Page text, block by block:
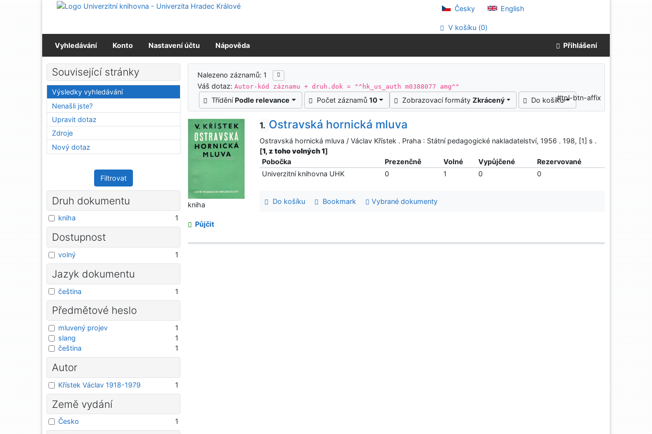
Přejít na obsah
Česky English
V košíku (0)
Vyhledávání Konto Nastavení účtu Nápověda Přihlášení
Výsledky vyhledávání
Nalezeno záznamů: 1
Váš dotaz:Autor-kód záznamu + druh.dok = "^hk_us_auth m0388077 amg^"
Třídění Podle relevance Počet záznamů 10 Zobrazovací formáty Zkrácený Do košíku#tpl-btn-affix
1. Ostravská hornická mluva
Ostravská hornická mluva / Václav Křístek . Praha : Státní pedagogické nakladatelství, 1956 . 198, [1] s .
[1, z toho volných 1]
Pobočka
Prezenčně Volné Vypůjčené
Rezervované
Univerzitní knihovna UHK
0 1 0 0
Do košíku Bookmark Vybrané dokumenty
kniha
Půjčit
Související stránky
Výsledky vyhledávání
Nenašli jste?
Upravit dotaz
Zdroje
Nový dotaz
Filtrovat
Druh dokumentu
kniha 1
Dostupnost
volný 1
Jazyk dokumentu
čeština 1
Předmětové heslo
mluvený projev
1
slang
1
čeština
1
Autor
Křístek Václav 1918-1979 1
Země vydání
Česko 1